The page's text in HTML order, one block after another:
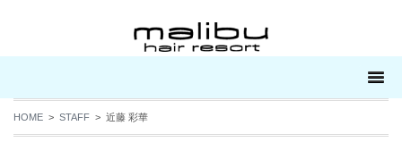
HOME > STAFF > 近藤 彩華